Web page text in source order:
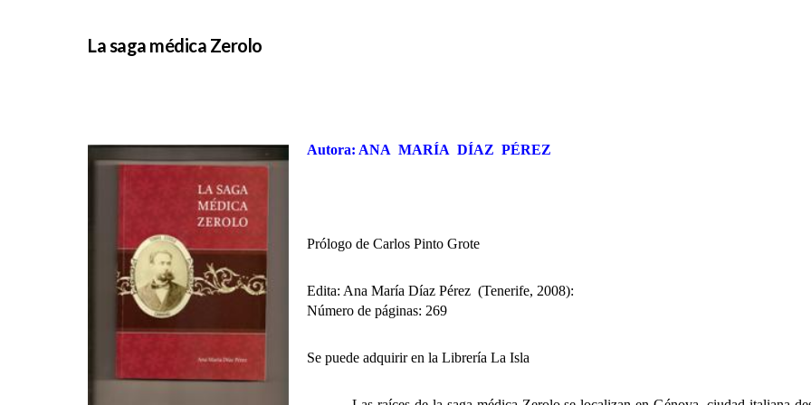
La saga médica Zerolo
Autora: ANA MARÍA DÍAZ PÉREZ
Prólogo de Carlos Pinto Grote
Edita: Ana María Díaz Pérez (Tenerife, 2008):
Número de páginas: 269
Se puede adquirir en la Librería La Isla